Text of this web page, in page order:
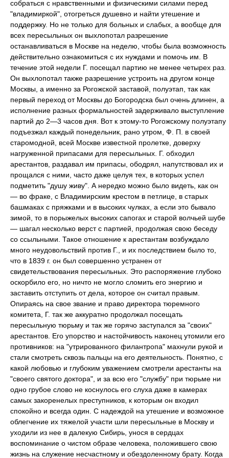
собраться с нравственными и физическими силами перед
"владимиркой", отогреться душевно и найти утешение и
поддержку. Но не только для больных и слабых, а вообще для
всех пересыльных он выхлопотал разрешение
останавливаться в Москве на неделю, чтобы была возможность
действительно ознакомиться с их нуждами и помочь им. В
течение этой недели Г. посещал партию не менее четырех раз.
Он выхлопотал также разрешение устроить на другом конце
Москвы, а именно за Рогожской заставой, полуэтап, так как
первый переход от Москвы до Богородска был очень длинен, а
исполнение разных формальностей задерживало выступление
партий до 2—3 часов дня. Вот к этому-то Рогожскому полуэтапу
подъезжал каждый понедельник, рано утром, Ф. П. в своей
старомодной, всей Москве известной пролетке, доверху
нагруженной припасами для пересыльных. Г. обходил
арестантов, раздавал им припасы, ободрял, напутствовал их и
прощался с ними, часто даже целуя тех, в которых успел
подметить "душу живу". А нередко можно было видеть, как он
— во фраке, с Владимирским крестом в петлице, в старых
башмаках с пряжками и в высоких чулках, а если это бывало
зимой, то в порыжелых высоких сапогах и старой волчьей шубе
— шагал несколько верст с партией, продолжая свою беседу
со ссыльными. Такое отношение к арестантам возбуждало
много неудовольствий против Г., и их последствием было то,
что в 1839 г. он был совершенно устранен от
свидетельствования пересыльных. Это распоряжение глубоко
оскорбило его, но ничто не могло сломить его энергию и
заставить отступить от дела, которое он считал правым.
Опираясь на свое звание и право директора тюремного
комитета, Г. так же аккуратно продолжал посещать
пересыльную тюрьму и так же горячо заступался за "своих"
арестантов. Его упорство и настойчивость наконец утомили его
противников: на "утрированного филантропа" махнули рукой и
стали смотреть сквозь пальцы на его деятельность. Понятно, с
какой любовью и глубоким уважением смотрели арестанты на
"своего святого доктора", и за всю его "службу" при тюрьме ни
одно грубое слово не коснулось его слуха даже в камерах
самых закоренелых преступников, к которым он входил
спокойно и всегда один. С надеждой на утешение и возможное
облегчение их тяжелой участи шли пересыльные в Москву и
уходили из нее в далекую Сибирь, унося в сердцах
воспоминание о чистом образе человека, положившего свою
жизнь на служение несчастному и обездоленному брату. Когда